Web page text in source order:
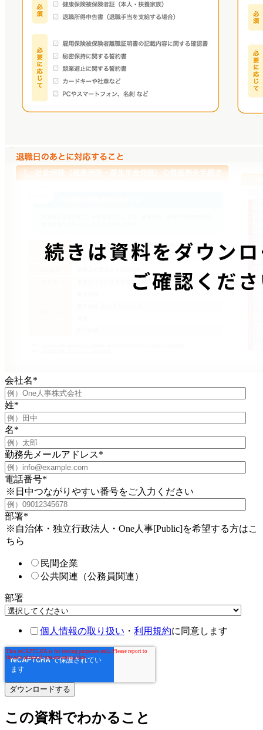
会社名*
姓*
名*
勤務先メールアドレス*
電話番号*
※日中つながりやすい番号をご入力ください
部署*
※自治体・独立行政法人・One人事[Public]を希望する方はこ
ちら
民間企業
公共関連（公務員関連）
部署
個人情報の取り扱い ・ 利用規約に同意します
この資料でわかること